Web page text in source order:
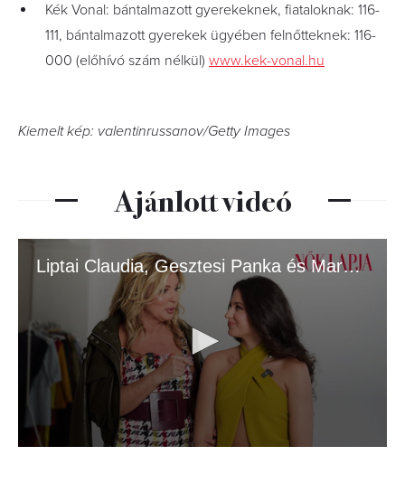
Kék Vonal: bántalmazott gyerekeknek, fiataloknak: 116-
111, bántalmazott gyerekek ügyében felnőtteknek: 116-
000 (előhívó szám nélkül) www.kek-vonal.hu
Kiemelt kép: valentinrussanov/Getty Images
Ajánlott videó
Liptai Claudia, Gesztesi Panka és Marci a Nők Lapja címlapján